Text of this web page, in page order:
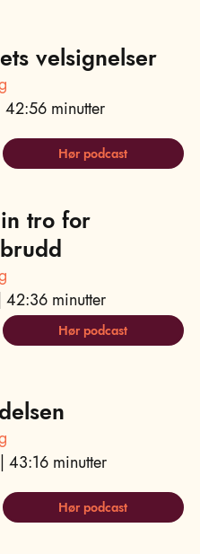
velsignelser
minutter
Hør podcast
tro for
minutter
Hør podcast
minutter
Hør podcast